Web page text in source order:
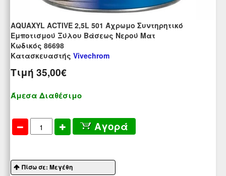
AQUAXYL ACTIVE 2,5L 501 Άχρωμο Συντηρητικό
Εμποτισμού Ξύλου Βάσεως Νερού Ματ
Kωδικός 86698
Κατασκευαστής Vivechrom
Τιμή 35,00€
Άμεσα Διαθέσιμο
Αγορά
Πίσω σε: Μεγέθη